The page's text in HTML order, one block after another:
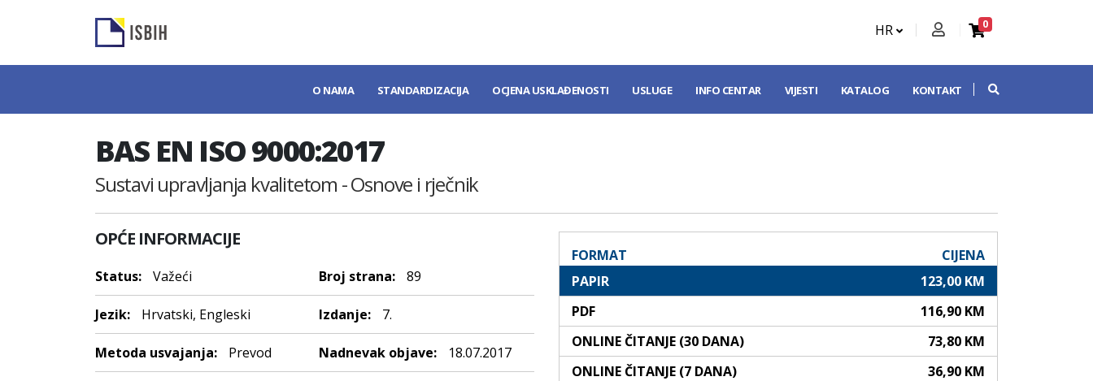
HR 0
O NAMA STANDARDIZACIJA OCJENA USKLAĐENOSTI USLUGE INFO CENTAR VIJESTI KATALOG KONTAKT
BAS EN ISO 9000:2017
Sustavi upravljanja kvalitetom - Osnove i rječnik
OPĆE INFORMACIJE
Status: Važeći Broj strana: 89
Jezik: Hrvatski, Engleski Izdanje: 7.
Metoda usvajanja: Prevod Nadnevak objave: 18.07.2017
FORMAT
CIJENA
PAPIR
123,00 KM
PDF
116,90 KM
ONLINE ČITANJE (30 DANA)
73,80 KM
ONLINE ČITANJE (7 DANA)
36,90 KM